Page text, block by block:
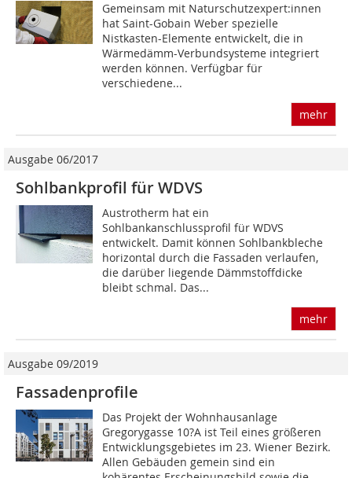
Gemeinsam mit Naturschutzexpert:innen
hat Saint-Gobain Weber spezielle
Nistkasten-Elemente entwickelt, die in
Wärmedämm-Verbundsysteme integriert
werden können. Verfügbar für
verschiedene...
mehr
Ausgabe 06/2017
Sohlbankprofil für WDVS
Austrotherm hat ein
Sohlbankanschlussprofil für WDVS
entwickelt. Damit können Sohlbankbleche
horizontal durch die Fassaden verlaufen,
die darüber liegende Dämmstoffdicke
bleibt schmal. Das...
mehr
Ausgabe 09/2019
Fassadenprofile
Das Projekt der Wohnhausanlage
Gregorygasse 10?A ist Teil eines größeren
Entwicklungsgebietes im 23. Wiener Bezirk.
Allen Gebäuden gemein sind ein